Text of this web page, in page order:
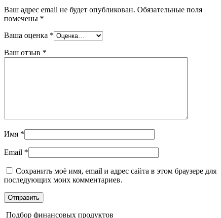
Ваш адрес email не будет опубликован. Обязательные поля
помечены *
Ваша оценка *
Ваш отзыв *
Имя *
Email *
Сохранить моё имя, email и адрес сайта в этом браузере для
последующих моих комментариев.
Подбор финансовых продуктов